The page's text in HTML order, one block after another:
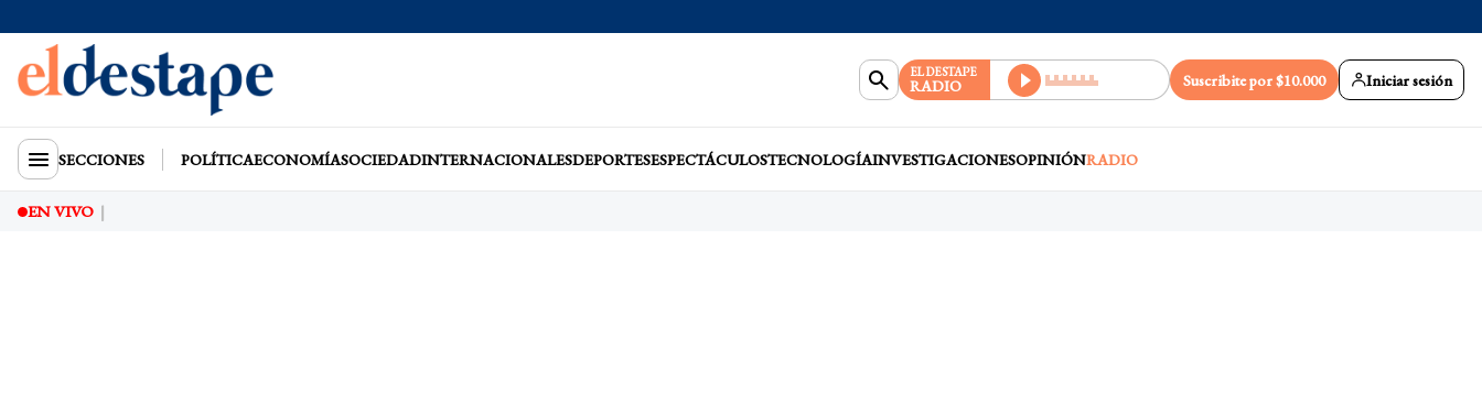
EL DESTAPE
RADIO Suscribite por $10.000 Iniciar sesión
SECCIONES POLÍTICAECONOMÍASOCIEDADINTERNACIONALESDEPORTESESPECTÁCULOSTECNOLOGÍAINVESTIGACIONESOPINIÓNRADIO
EN VIVO